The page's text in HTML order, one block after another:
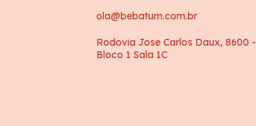
ola@bebatum.com.br
Rodovia Jose Carlos Daux, 8600 -
Bloco 1 Sala 1C